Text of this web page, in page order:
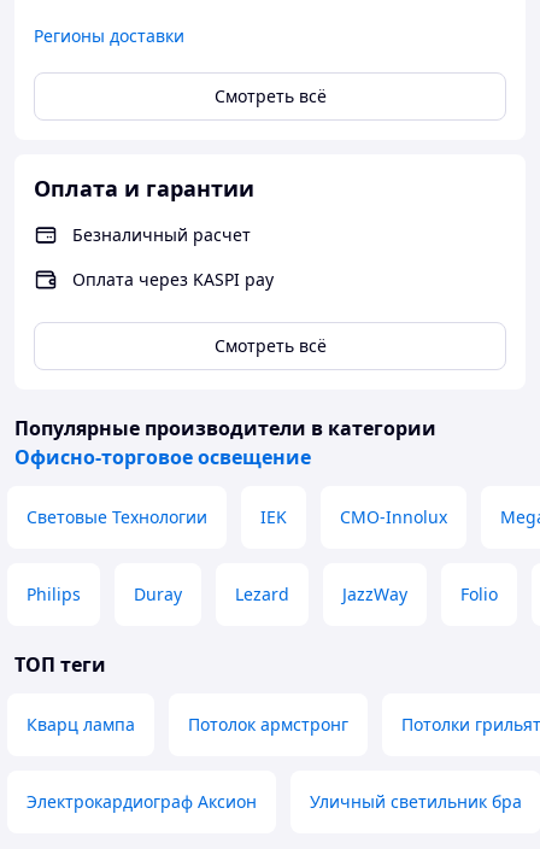
Регионы доставки
Смотреть всё
Оплата и гарантии
Безналичный расчет
Оплата через KASPI pay
Смотреть всё
Популярные производители в категории
Офисно-торговое освещение
Световые Технологии IEK CMO-Innolux
Philips Duray Lezard JazzWay Folio
ТОП теги
Кварц лампа Потолок армстронг Потолки
Электрокардиограф Аксион Уличный светильник бра